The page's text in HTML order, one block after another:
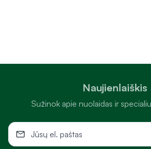
Naujienlaiškis
Sužinok apie nuolaidas ir